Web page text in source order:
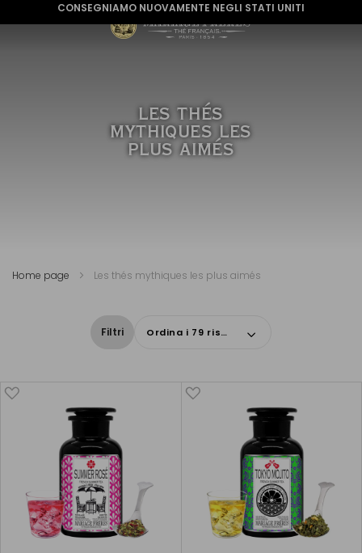
CONSEGNIAMO NUOVAMENTE NEGLI STATI UNITI
LES THÉS
MYTHIQUES LES
PLUS AIMÉS
Home page Les thés mythiques les plus aimés
Filtri Ordina i 79 risultati